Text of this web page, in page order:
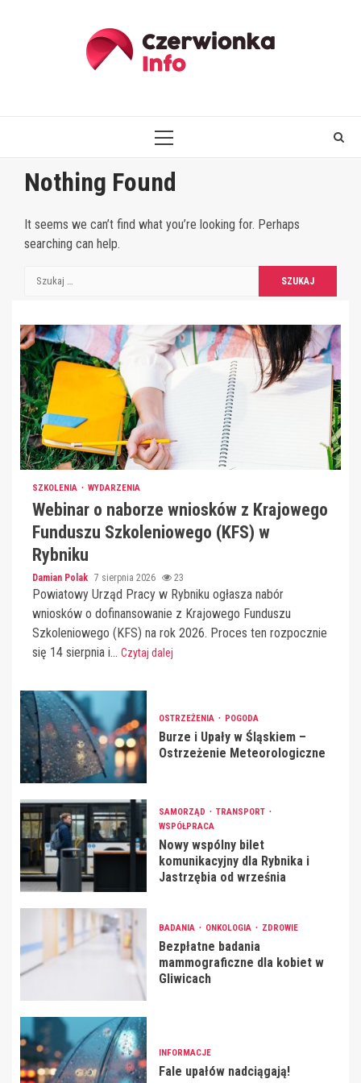
PRIMARY
Nothing Found
It seems we can’t find what you’re looking for. Perhaps
searching can help.
Szukaj:
SZKOLENIA WYDARZENIA
Webinar o naborze wniosków z Krajowego
Funduszu Szkoleniowego (KFS) w
Rybniku
Damian Polak 7 sierpnia 2026 23
Powiatowy Urząd Pracy w Rybniku ogłasza nabór
wniosków o dofinansowanie z Krajowego Funduszu
Szkoleniowego (KFS) na rok 2026. Proces ten rozpocznie
się 14 sierpnia i... Czytaj dalej
OSTRZEŻENIA POGODA
Burze i Upały w Śląskiem –
Ostrzeżenie Meteorologiczne
SAMORZĄD
TRANSPORT
WSPÓŁPRACA
Nowy wspólny bilet
komunikacyjny dla Rybnika i
Jastrzębia od września
BADANIA ONKOLOGIA ZDROWIE
Bezpłatne badania
mammograficzne dla kobiet w
Gliwicach
INFORMACJE
Fale upałów nadciągają!